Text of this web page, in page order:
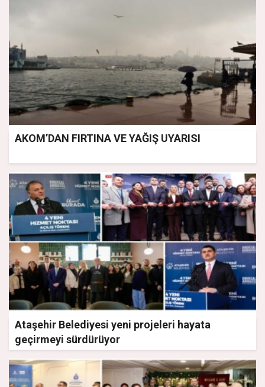
AKOM’DAN FIRTINA VE YAĞIŞ UYARISI
Ataşehir Belediyesi yeni projeleri hayata
geçirmeyi sürdürüyor